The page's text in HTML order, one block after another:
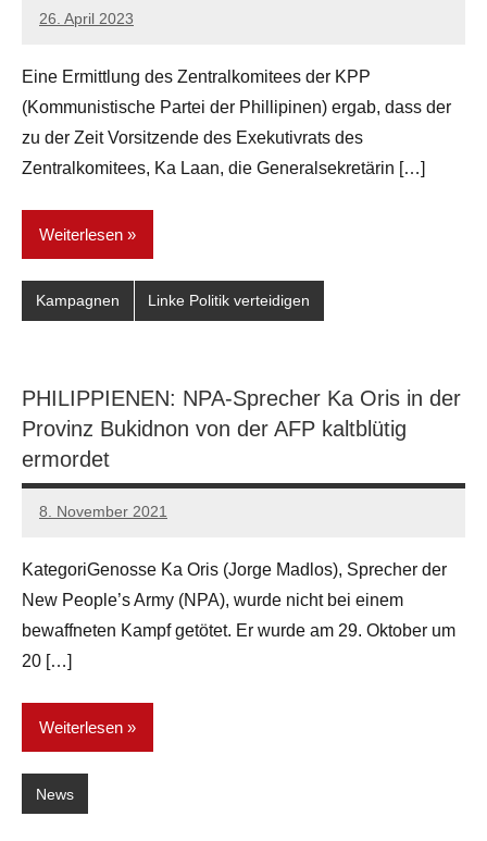
26. April 2023
network
Eine Ermittlung des Zentralkomitees der KPP
(Kommunistische Partei der Phillipinen) ergab, dass der
zu der Zeit Vorsitzende des Exekutivrats des
Zentralkomitees, Ka Laan, die Generalsekretärin […]
Weiterlesen
Kampagnen Linke Politik verteidigen
PHILIPPIENEN: NPA-Sprecher Ka Oris in der
Provinz Bukidnon von der AFP kaltblütig
ermordet
8. November 2021
network
KategoriGenosse Ka Oris (Jorge Madlos), Sprecher der
New People’s Army (NPA), wurde nicht bei einem
bewaffneten Kampf getötet. Er wurde am 29. Oktober um
20 […]
Weiterlesen
News